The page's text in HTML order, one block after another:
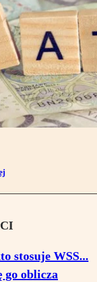
stosuje WSS...
go oblicza